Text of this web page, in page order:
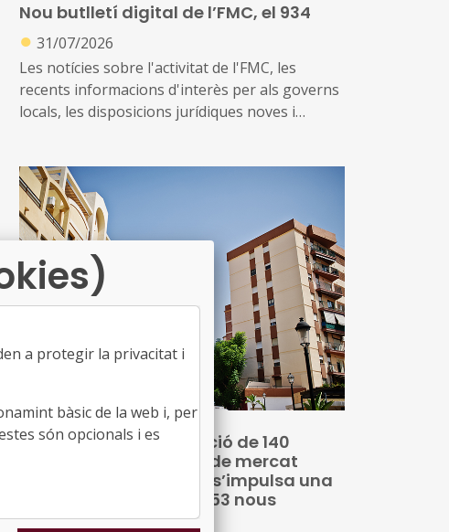
desenvolupament i la gestió de les polítiques
educatives locals
Nou butlletí digital de l’FMC, el 934
● 31/07/2026
Les notícies sobre l'activitat de l'FMC, les
recents informacions d'interès per als governs
locals, les disposicions jurídiques noves i
recents sobre fons europeus
Es prorroga la declaració de 140
municipis com a zona de mercat
residencial tensionat i s’impulsa una
nova declaració per a 53 nous
municipis
a protegir la privacitat i
bàsic de la web i, per
són opcionals i es